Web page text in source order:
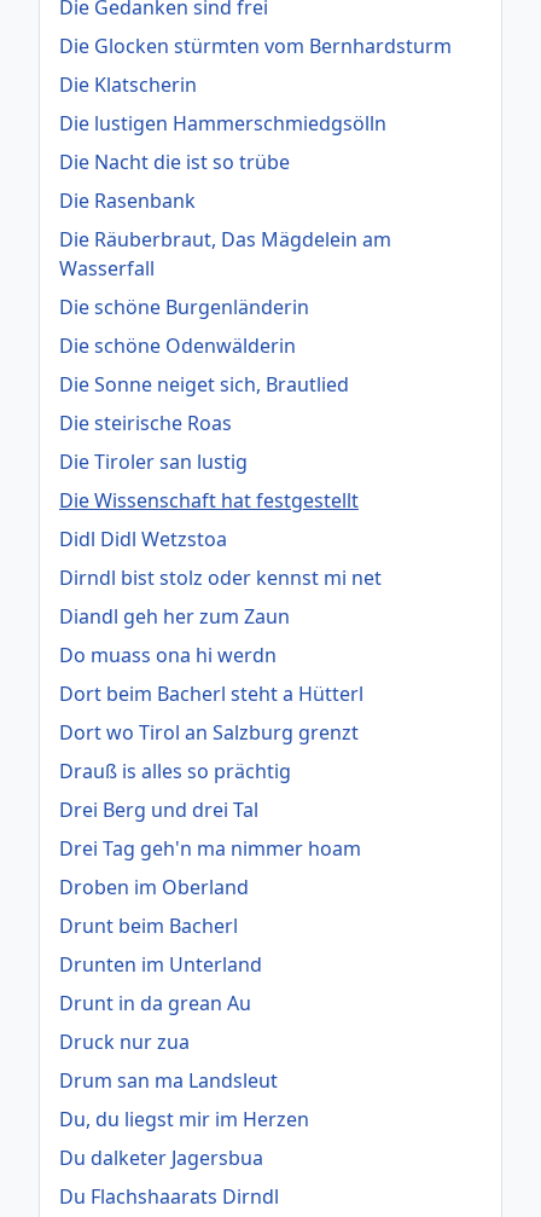
Die Gedanken sind frei
Die Glocken stürmten vom Bernhardsturm
Die Klatscherin
Die lustigen Hammerschmiedgsölln
Die Nacht die ist so trübe
Die Rasenbank
Die Räuberbraut, Das Mägdelein am
Wasserfall
Die schöne Burgenländerin
Die schöne Odenwälderin
Die Sonne neiget sich, Brautlied
Die steirische Roas
Die Tiroler san lustig
Die Wissenschaft hat festgestellt
Didl Didl Wetzstoa
Dirndl bist stolz oder kennst mi net
Diandl geh her zum Zaun
Do muass ona hi werdn
Dort beim Bacherl steht a Hütterl
Dort wo Tirol an Salzburg grenzt
Drauß is alles so prächtig
Drei Berg und drei Tal
Drei Tag geh'n ma nimmer hoam
Droben im Oberland
Drunt beim Bacherl
Drunten im Unterland
Drunt in da grean Au
Druck nur zua
Drum san ma Landsleut
Du, du liegst mir im Herzen
Du dalketer Jagersbua
Du Flachshaarats Dirndl